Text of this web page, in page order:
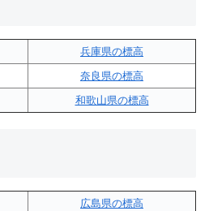
兵庫県の標高
奈良県の標高
和歌山県の標高
広島県の標高